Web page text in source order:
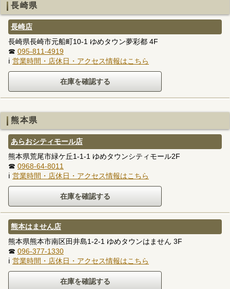
長崎県
長崎店
長崎県長崎市元船町10-1 ゆめタウン夢彩都 4F
☎ 095-811-4919
ℹ 営業時間・店休日・アクセス情報はこちら
熊本県
あらおシティモール店
熊本県荒尾市緑ケ丘1-1-1 ゆめタウンシティモール2F
☎ 0968-64-8011
ℹ 営業時間・店休日・アクセス情報はこちら
熊本はません店
熊本県熊本市南区田井島1-2-1 ゆめタウンはません 3F
☎ 096-377-1330
ℹ 営業時間・店休日・アクセス情報はこちら